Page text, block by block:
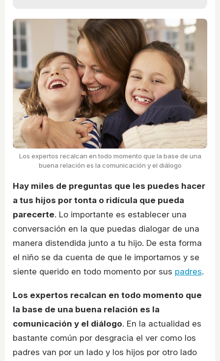
Los expertos recalcan en todo momento que la base de una
buena relación es la comunicación y el diálogo
Hay miles de preguntas que les puedes hacer
a tus hijos por tonta o ridícula que pueda
parecerte. Lo importante es establecer una
conversación en la que puedas dialogar de una
manera distendida junto a tu hijo. De esta forma
el niño se da cuenta de que le importamos y se
siente querido en todo momento por sus padres.
Los expertos recalcan en todo momento que
la base de una buena relación es la
comunicación y el diálogo. En la actualidad es
bastante común por desgracia el ver como los
padres van por un lado y los hijos por otro lado